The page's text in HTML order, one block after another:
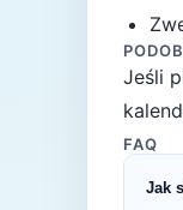
Jeśli
FAQ
Jak